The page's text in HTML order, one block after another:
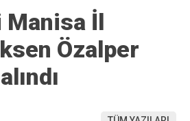
Manisa İl
Özalper